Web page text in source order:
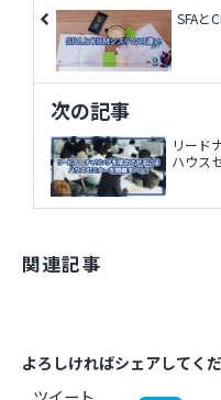
SFAと
次の記事
リード
ハウス
関連記事
よろしければシェアしてく